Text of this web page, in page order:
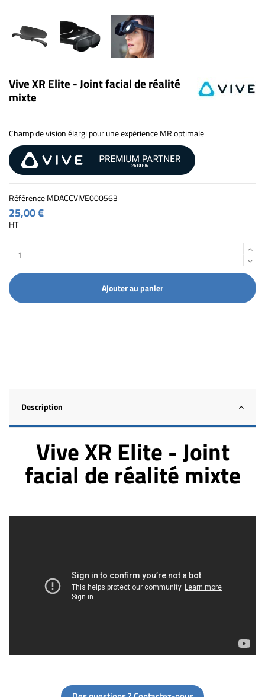
Vive XR Elite - Joint facial de réalité
mixte
Champ de vision élargi pour une expérience MR optimale
RéférenceMDACCVIVE000563
25,00 €
HT
Ajouter au panier
Description
Vive XR Elite - Joint
facial de réalité mixte